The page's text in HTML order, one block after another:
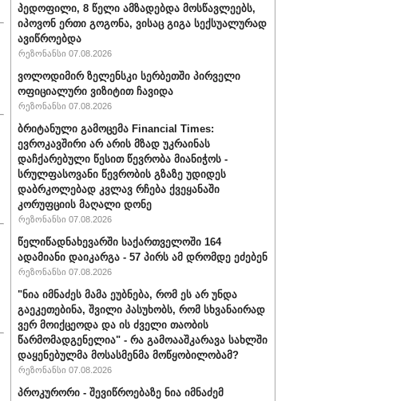
პედოფილი, 8 წელი ამზადებდა მოსწავლეებს,
იპოვონ ერთი გოგონა, ვისაც გიგა სექსუალურად
ავიწროებდა
რეზონანსი 07.08.2026
ვოლოდიმირ ზელენსკი სერბეთში პირველი
ოფიციალური ვიზიტით ჩავიდა
რეზონანსი 07.08.2026
ბრიტანული გამოცემა Financial Times:
ევროკავშირი არ არის მზად უკრაინას
დაჩქარებული წესით წევრობა მიანიჭოს -
სრულფასოვანი წევრობის გზაზე უდიდეს
დაბრკოლებად კვლავ რჩება ქვეყანაში
კორუფციის მაღალი დონე
რეზონანსი 07.08.2026
წელიწადნახევარში საქართველოში 164
ადამიანი დაიკარგა - 57 პირს ამ დრომდე ეძებენ
რეზონანსი 07.08.2026
"ნია იმნაძეს მამა ეუბნება, რომ ეს არ უნდა
გაეკეთებინა, შვილი პასუხობს, რომ სხვანაირად
ვერ მოიქცეოდა და ის ძველი თაობის
წარმომადგენელია" - რა გამოააშკარავა სახლში
დაყენებულმა მოსასმენმა მოწყობილობამ?
რეზონანსი 07.08.2026
პროკურორი - შევიწროებაზე ნია იმნაძემ